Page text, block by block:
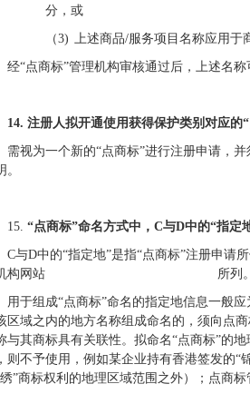
分，或
（3) 上述商品/服务项目名称应用于
经“点商标”管理机构审核通过后，上述名
14.注册人拟开通使用获得保护类别对应的
需视为一个新的“点商标”进行注册申请，
。
15. “点商标”命名方式中，C与D中的“指定
C与D中的“指定地”是指“点商标”注册申请
构网站
所列。
用于组成“点商标”命名的指定地信息一般
区域之内的地方名称组成命名的，须向点
与其商标具有关联性。拟命名“点商标”的
则不予使用，例如某企业持有香港签发的“
”商标权利的地理区域范围之外）；点商